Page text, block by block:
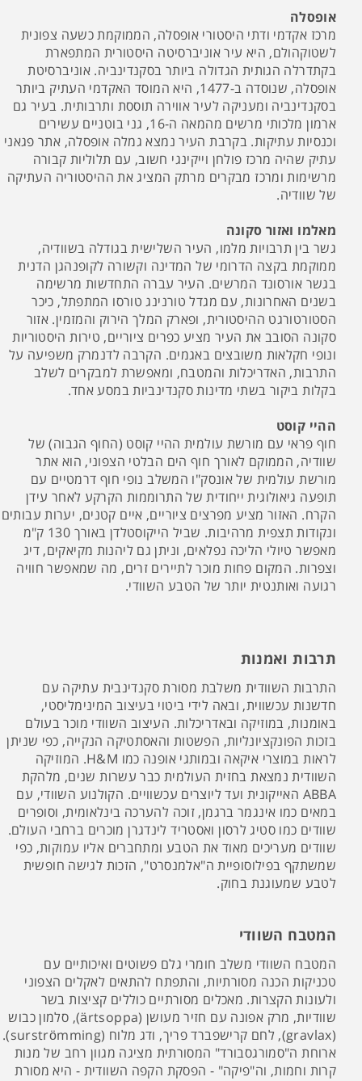
אופסלה
מרכז אקדמי ודתי היסטורי אופסלה, הממוקמת כשעה צפונית
לשטוקהולם, היא עיר אוניברסיטה היסטורית המתפארת
בקתדרלה הגותית הגדולה ביותר בסקנדינביה. אוניברסיטת
אופסלה, שנוסדה ב-1477, היא המוסד האקדמי העתיק ביותר
בסקנדינביה ומעניקה לעיר אווירה תוססת ותרבותית. בעיר גם
ארמון מלכותי מרשים מהמאה ה-16, גני בוטניים עשירים
וכנסיות עתיקות. בקרבת העיר נמצא גמלה אופסלה, אתר פגאני
עתיק שהיה מרכז פולחן וייקינגי חשוב, עם תלוליות קבורה
מרשימות ומרכז מבקרים מרתק המציג את ההיסטוריה העתיקה
של שוודיה.
מאלמו ואזור סקונה
גשר בין תרבויות מלמו, העיר השלישית בגודלה בשוודיה,
ממוקמת בקצה הדרומי של המדינה וקשורה לקופנהגן הדנית
בגשר אורסונד המרשים. העיר עברה התחדשות מרשימה
בשנים האחרונות, עם מגדל טורנינג טורסו המתפתל, כיכר
הסטורטורגט ההיסטורית, ופארק המלך הירוק והמזמין. אזור
סקונה הסובב את העיר מציע כפרים ציוריים, טירות היסטוריות
ונופי חקלאות משובצים באגמים. הקרבה לדנמרק משפיעה על
התרבות, האדריכלות והמטבח, ומאפשרת למבקרים לשלב
בקלות ביקור בשתי מדינות סקנדינביות במסע אחד.
ההיי קוסט
חוף פראי עם מורשת עולמית ההיי קוסט (החוף הגבוה) של
שוודיה, הממוקם לאורך חוף הים הבלטי הצפוני, הוא אתר
מורשת עולמית של אונסק"ו המשלב נופי חוף דרמטיים עם
תופעה גיאולוגית ייחודית של התרוממות הקרקע לאחר עידן
הקרח. האזור מציע מפרצים ציוריים, איים קטנים, יערות עבותים
ונקודות תצפית מרהיבות. שביל הייקוסטלדן באורך 130 ק"מ
מאפשר טיולי הליכה נפלאים, וניתן גם ליהנות מקיאקים, דיג
וצפרות. המקום פחות מוכר לתיירים זרים, מה שמאפשר חוויה
רגועה ואותנטית יותר של הטבע השוודי.
תרבות ואמנות
התרבות השוודית משלבת מסורת סקנדינבית עתיקה עם
חדשנות עכשווית, ובאה לידי ביטוי בעיצוב המינימליסטי,
באומנות, במוזיקה ובאדריכלות. העיצוב השוודי מוכר בעולם
בזכות הפונקציונליות, הפשטות והאסתטיקה הנקייה, כפי שניתן
לראות במוצרי איקאה ובמותגי אופנה כמו H&M. המוזיקה
השוודית נמצאת בחזית העולמית כבר עשרות שנים, מלהקת
ABBA האייקונית ועד ליוצרים עכשוויים. הקולנוע השוודי, עם
במאים כמו אינגמר ברגמן, זוכה להערכה בינלאומית, וסופרים
שוודים כמו סטיג לרסון ואסטריד לינדגרן מוכרים ברחבי העולם.
שוודים מעריכים מאוד את הטבע ומתחברים אליו עמוקות, כפי
שמשתקף בפילוסופיית ה"אלמנסרט", הזכות לגישה חופשית
לטבע שמעוגנת בחוק.
המטבח השוודי
המטבח השוודי משלב חומרי גלם פשוטים ואיכותיים עם
טכניקות הכנה מסורתיות, והתפתח להתאים לאקלים הצפוני
ולעונות הקצרות. מאכלים מסורתיים כוללים קציצות בשר
שוודיות, מרק אפונה עם חזיר מעושן (ärtsoppa), סלמון כבוש
(gravlax), לחם קרישפברד פריך, ודג מלוח (surströmming).
ארוחת ה"סמורגסבורד" המסורתית מציגה מגוון רחב של מנות
קרות וחמות, וה"פיקה" - הפסקת הקפה השוודית - היא מסורת